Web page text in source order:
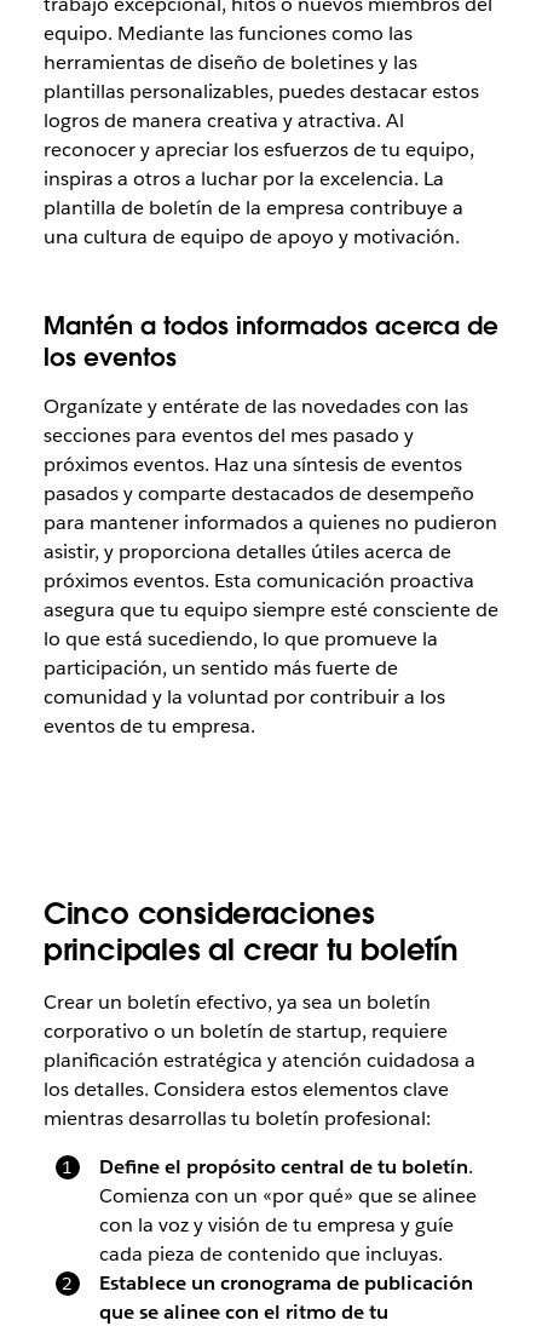
equipo. Mediante las funciones como las
herramientas de diseño de boletines y las
plantillas personalizables, puedes destacar estos
logros de manera creativa y atractiva. Al
reconocer y apreciar los esfuerzos de tu equipo,
inspiras a otros a luchar por la excelencia. La
plantilla de boletín de la empresa contribuye a
una cultura de equipo de apoyo y motivación.
Mantén a todos informados acerca de
los eventos
Organízate y entérate de las novedades con las
secciones para eventos del mes pasado y
próximos eventos. Haz una síntesis de eventos
pasados y comparte destacados de desempeño
para mantener informados a quienes no pudieron
asistir, y proporciona detalles útiles acerca de
próximos eventos. Esta comunicación proactiva
asegura que tu equipo siempre esté consciente de
lo que está sucediendo, lo que promueve la
participación, un sentido más fuerte de
comunidad y la voluntad por contribuir a los
eventos de tu empresa.
Cinco consideraciones
principales al crear tu boletín
Crear un boletín efectivo, ya sea un boletín
corporativo o un boletín de startup, requiere
planificación estratégica y atención cuidadosa a
los detalles. Considera estos elementos clave
mientras desarrollas tu boletín profesional:
Define el propósito central de tu boletín.
Comienza con un «por qué» que se alinee
con la voz y visión de tu empresa y guíe
cada pieza de contenido que incluyas.
Establece un cronograma de publicación
que se alinee con el ritmo de tu